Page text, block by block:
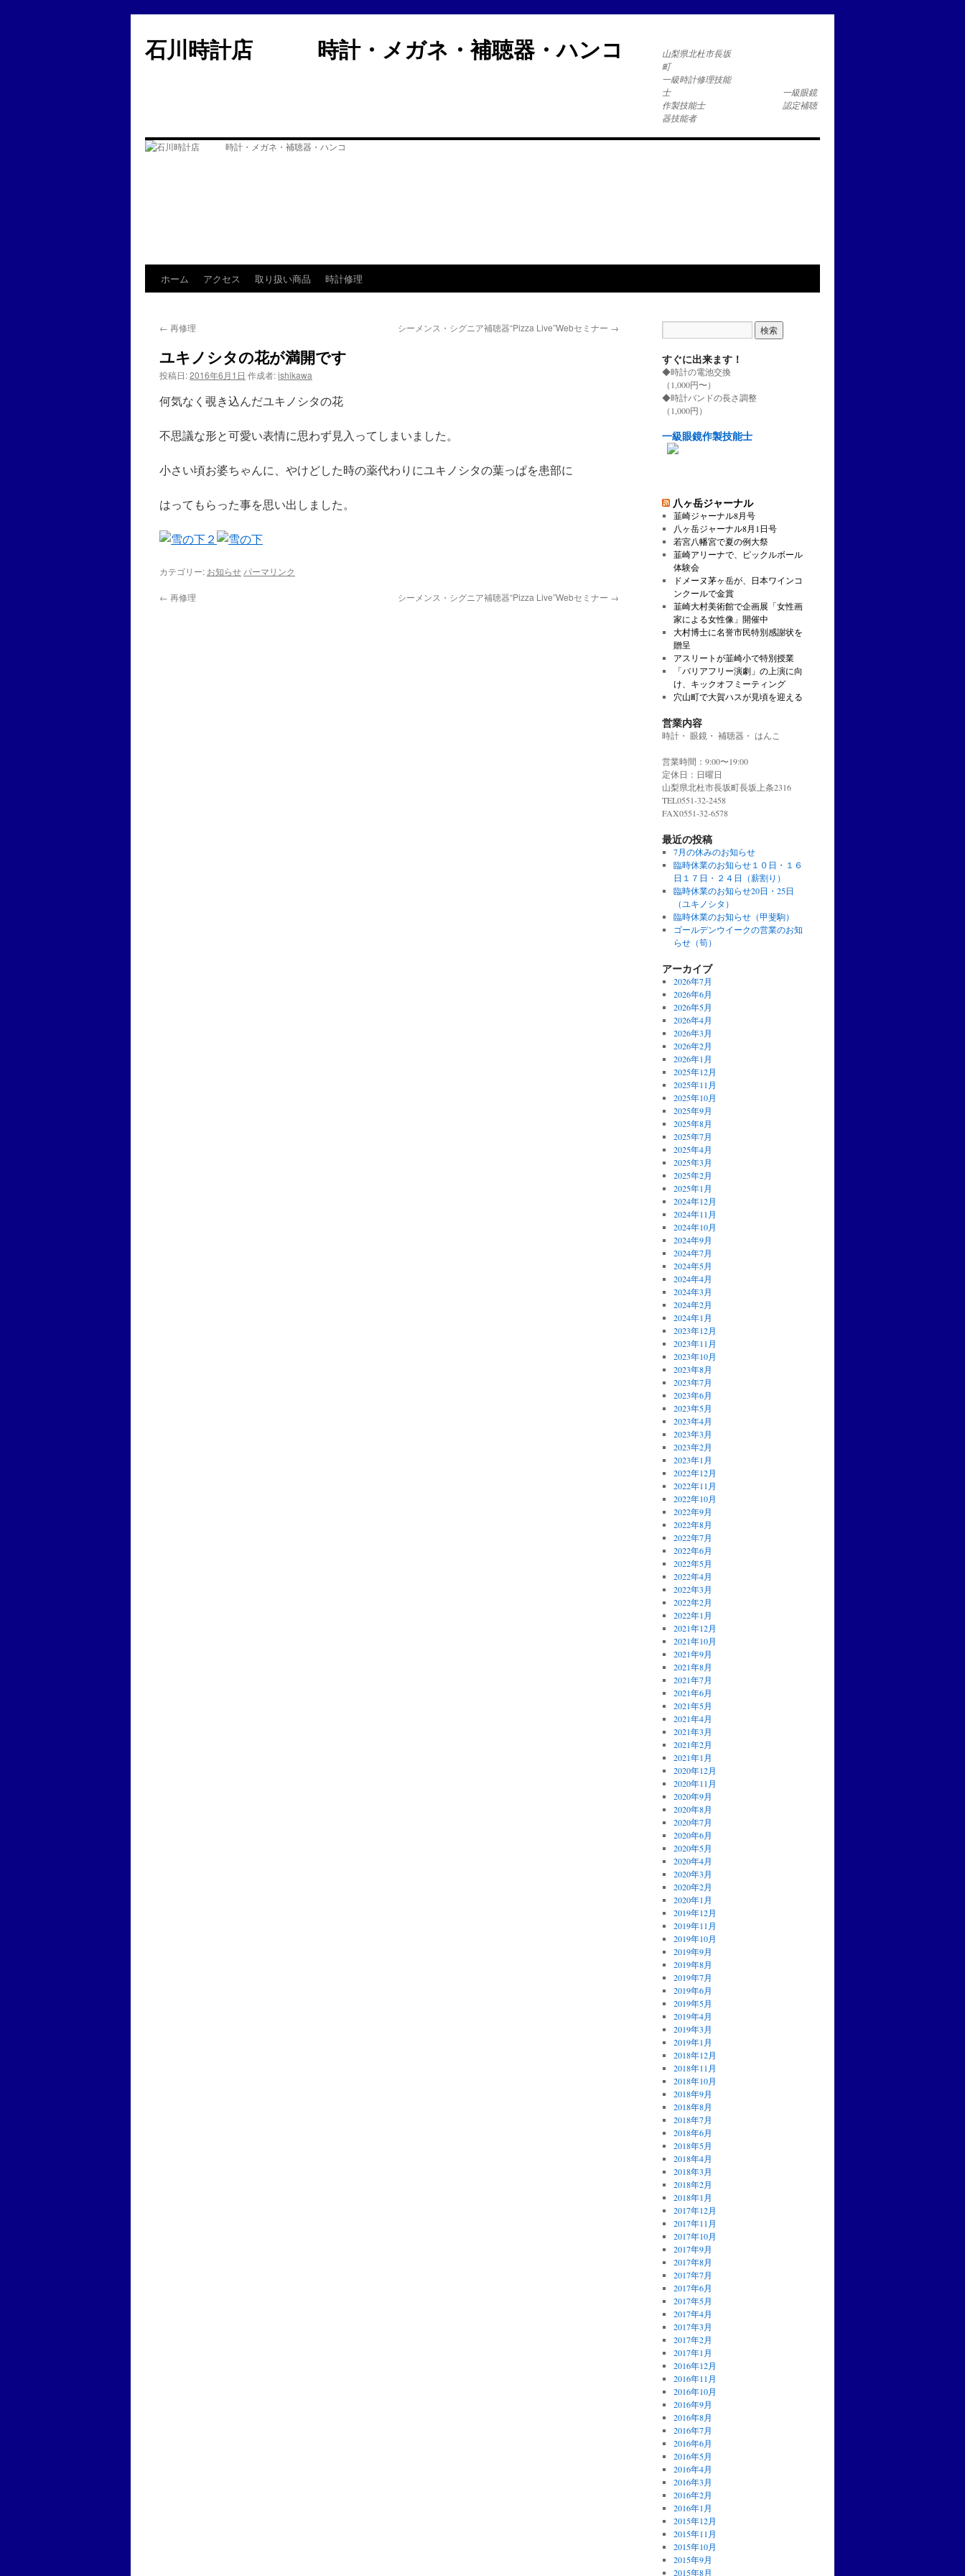
テ
ン
プ
石川時計店 時計・メガネ・補聴器・ハンコ
山梨県北杜市長坂
一級時計修理技能
士 一級眼鏡
作製技能士 認定補聴
器技能者
ホーム アクセス 取り扱い商品 時計修理
← 再修理 シーメンス・シグニア補聴器“Pizza Live”Webセミナー →
ユキノシタの花が満開です
投稿日:2016年6月1日 作成者:ishikawa
何気なく覗き込んだユキノシタの花
不思議な形と可愛い表情に思わず見入ってしまいました。
小さい頃お婆ちゃんに、やけどした時の薬代わりにユキノシタの葉っぱを患部に
はってもらった事を思い出しました。
カテゴリー: お知らせ パーマリンク
← 再修理 シーメンス・シグニア補聴器“Pizza Live”Webセミナー →
すぐに出来ます！
◆時計の電池交換
（1,000円〜）
◆時計バンドの長さ調整
（1,000円）
一級眼鏡作製技能士
八ヶ岳ジャーナル
韮崎ジャーナル8月号
八ヶ岳ジャーナル8月1日号
若宮八幡宮で夏の例大祭
韮崎アリーナで、ピックルボール
体験会
ドメーヌ茅ヶ岳が、日本ワインコ
ンクールで金賞
韮崎大村美術館で企画展「女性画
家による女性像」開催中
大村博士に名誉市民特別感謝状を
贈呈
アスリートが韮崎小で特別授業
「バリアフリー演劇」の上演に向
け、キックオフミーティング
穴山町で大賀ハスが見頃を迎える
営業内容
時計・ 眼鏡・ 補聴器・ はんこ
営業時間：9:00〜19:00
定休日：日曜日
山梨県北杜市長坂町長坂上条2316
TEL0551-32-2458
FAX0551-32-6578
最近の投稿
7月の休みのお知らせ
臨時休業のお知らせ１０日・１６
日１７日・２４日（薪割り）
臨時休業のお知らせ20日・25日
（ユキノシタ）
臨時休業のお知らせ（甲斐駒）
ゴールデンウイークの営業のお知
らせ（筍）
アーカイブ
2026年7月
2026年6月
2026年5月
2026年4月
2026年3月
2026年2月
2026年1月
2025年12月
2025年11月
2025年10月
2025年9月
2025年8月
2025年7月
2025年4月
2025年3月
2025年2月
2025年1月
2024年12月
2024年11月
2024年10月
2024年9月
2024年7月
2024年5月
2024年4月
2024年3月
2024年2月
2024年1月
2023年12月
2023年11月
2023年10月
2023年8月
2023年7月
2023年6月
2023年5月
2023年4月
2023年3月
2023年2月
2023年1月
2022年12月
2022年11月
2022年10月
2022年9月
2022年8月
2022年7月
2022年6月
2022年5月
2022年4月
2022年3月
2022年2月
2022年1月
2021年12月
2021年10月
2021年9月
2021年8月
2021年7月
2021年6月
2021年5月
2021年4月
2021年3月
2021年2月
2021年1月
2020年12月
2020年11月
2020年9月
2020年8月
2020年7月
2020年6月
2020年5月
2020年4月
2020年3月
2020年2月
2020年1月
2019年12月
2019年11月
2019年10月
2019年9月
2019年8月
2019年7月
2019年6月
2019年5月
2019年4月
2019年3月
2019年1月
2018年12月
2018年11月
2018年10月
2018年9月
2018年8月
2018年7月
2018年6月
2018年5月
2018年4月
2018年3月
2018年2月
2018年1月
2017年12月
2017年11月
2017年10月
2017年9月
2017年8月
2017年7月
2017年6月
2017年5月
2017年4月
2017年3月
2017年2月
2017年1月
2016年12月
2016年11月
2016年10月
2016年9月
2016年8月
2016年7月
2016年6月
2016年5月
2016年4月
2016年3月
2016年2月
2016年1月
2015年12月
2015年11月
2015年10月
2015年9月
2015年8月